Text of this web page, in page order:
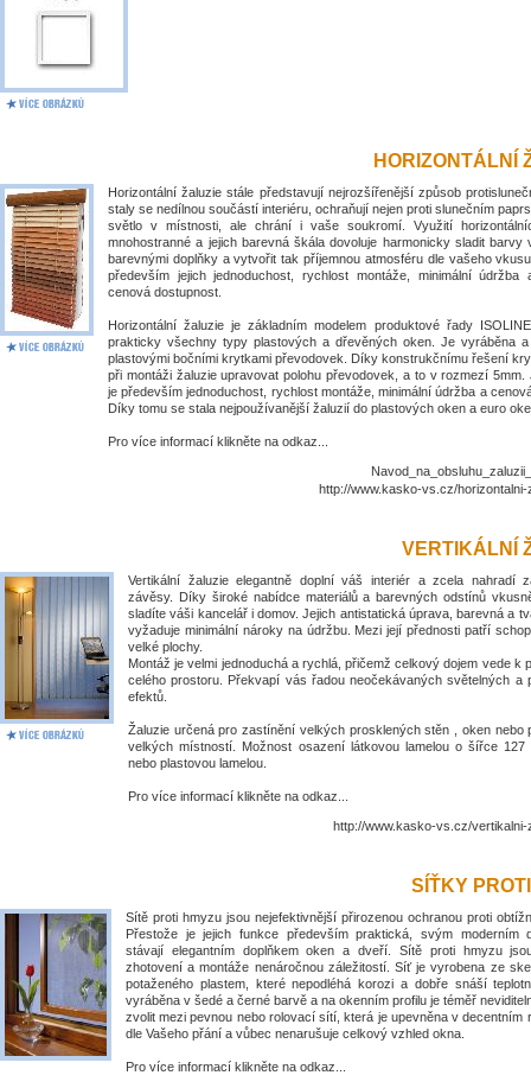
HORIZONTÁLNÍ
Horizontální žaluzie stále představují nejrozšířenější způsob
staly se nedílnou součástí interiéru, ochraňují nejen proti slunečním
světlo v místnosti, ale chrání i vaše soukromí. Využití
mnohostranné a jejich barevná škála dovoluje harmonicky sladit barvy
barevnými doplňky a vytvořit tak příjemnou atmosféru dle vašeho
především jejich jednoduchost, rychlost montáže, minimální údržba
cenová dostupnost.
Horizontální žaluzie je základním modelem produktové řady
prakticky všechny typy plastových a dřevěných oken. Je vyráběna
plastovými bočními krytkami převodovek. Díky konstrukčnímu řešení
při montáži žaluzie upravovat polohu převodovek, a to v rozmezí 5mm.
je především jednoduchost, rychlost montáže, minimální údržba a
Díky tomu se stala nejpoužívanější žaluzií do plastových oken a euro
Pro více informací klikněte na odkaz...
http://www.kasko-vs.cz/horizontalni-
VERTIKÁLNÍ
Vertikální žaluzie elegantně doplní váš interiér a zcela nahradí
závěsy. Díky široké nabídce materiálů a barevných odstínů
sladíte váši kancelář i domov. Jejich antistatická úprava, barevná a
vyžaduje minimální nároky na údržbu. Mezi její přednosti patří
velké plochy.
Montáž je velmi jednoduchá a rychlá, přičemž celkový dojem vede k
celého prostoru. Překvapí vás řadou neočekávaných světelných a
efektů.
Žaluzie určená pro zastínění velkých prosklených stěn , oken nebo
velkých místností. Možnost osazení látkovou lamelou o šířce 127
nebo plastovou lamelou.
Pro více informací klikněte na odkaz...
http://www.kasko-vs.cz/vertikalni-
SÍŤKY
Sítě proti hmyzu jsou nejefektivnější přirozenou ochranou proti
Přestože je jejich funkce především praktická, svým moderním
stávají elegantním doplňkem oken a dveří. Sítě proti hmyzu
zhotovení a montáže nenáročnou záležitostí. Síť je vyrobena ze
potaženého plastem, které nepodléhá korozi a dobře snáší
vyráběna v šedé a černé barvě a na okenním profilu je téměř
zvolit mezi pevnou nebo rolovací sítí, která je upevněna v decentním
dle Vašeho přání a vůbec nenarušuje celkový vzhled okna.
Pro více informací klikněte na odkaz...